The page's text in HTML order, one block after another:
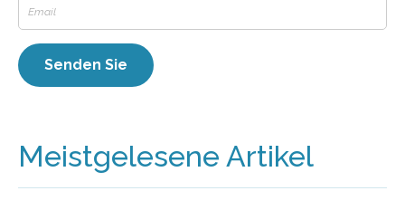
Meistgelesene Artikel